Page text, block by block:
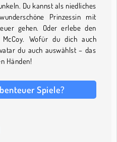
Du kannst als niedliches
Prinzessin mit
gehen. Oder erlebe den
Wofür du dich auch
du auch auswählst – das
Händen!
Spiele?